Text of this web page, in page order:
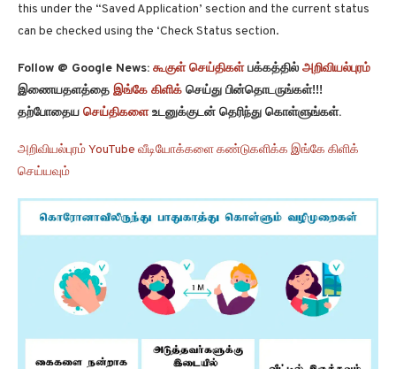
this under the “Saved Application’ section and the current status
can be checked using the ‘Check Status section.
Follow @ Google News: கூகுள் செய்திகள்பக்கத்தில் அறிவியல்புரம்
இணையதளத்தை இங்கே கிளிக் செய்து பின்தொடருங்கள்!!!
தற்போதைய செய்திகளைஉடனுக்குடன் தெரிந்து கொள்ளுங்கள்.
அறிவியல்புரம் YouTube வீடியோக்களை கண்டுகளிக்க இங்கே கிளிக்
செய்யவும்